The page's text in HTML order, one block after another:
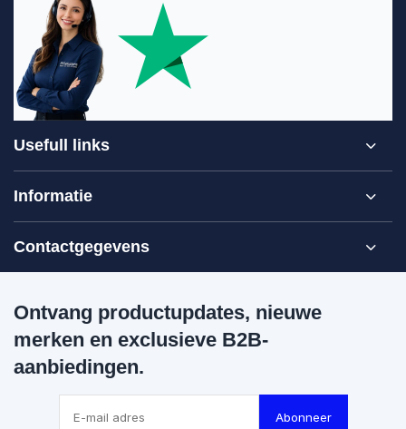
Usefull links
Informatie
Contactgegevens
Ontvang productupdates, nieuwe
merken en exclusieve B2B-
aanbiedingen.
Abonneer